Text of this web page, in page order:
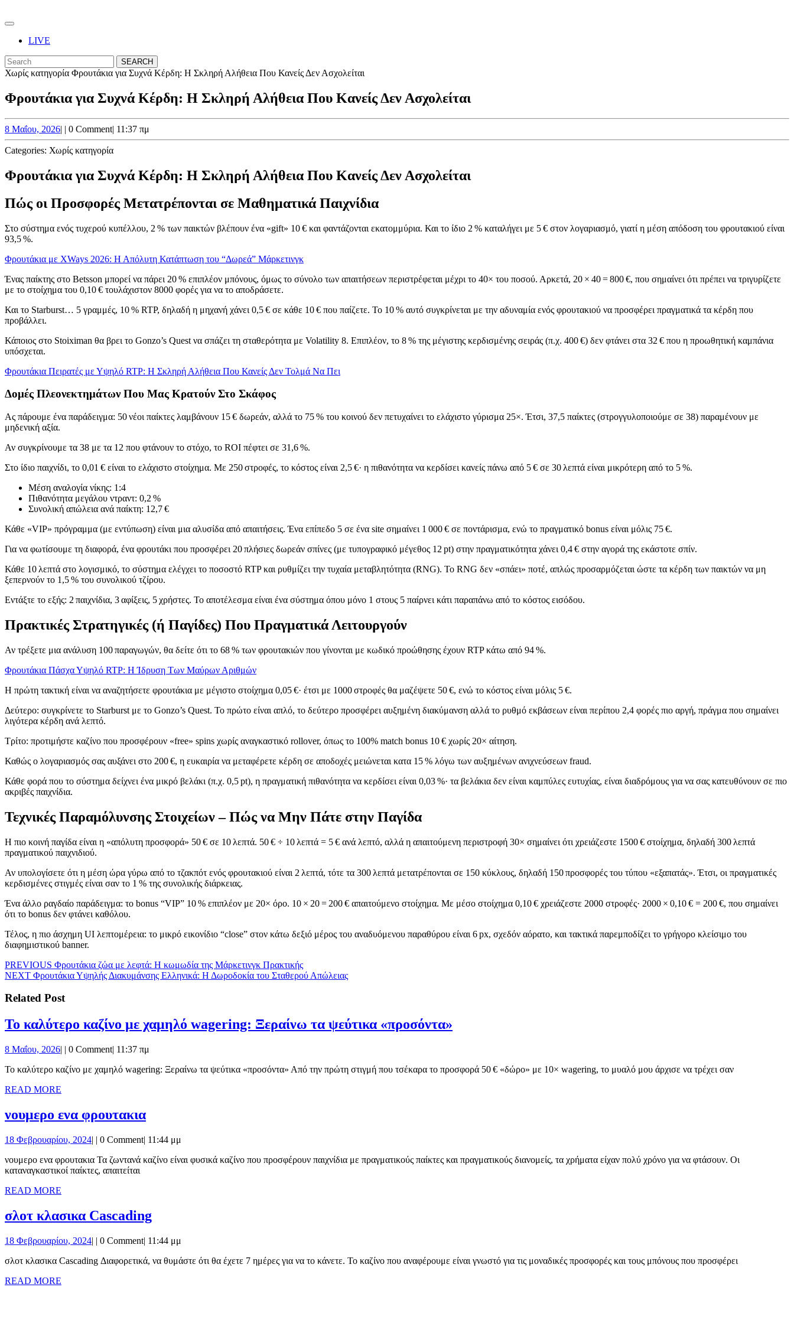
to
Skip
content
Open
ButtonLIVE
CLOSE
BUTTON
Search
for:
Χωρίς κατηγορία Φρουτάκια για Συχνά Κέρδη: Η Σκληρή Αλήθεια Που Κανείς Δεν Ασχολείται
Φρουτάκια για Συχνά Κέρδη: Η Σκληρή Αλήθεια Που Κανείς Δεν Ασχολείται
8 Μαΐου, 20268
Μαΐου,
2026
| | 0 Comment| 11:37 πμ
Categories: Χωρίς κατηγορία
Φρουτάκια για Συχνά Κέρδη: Η Σκληρή Αλήθεια Που Κανείς Δεν Ασχολείται
Πώς οι Προσφορές Μετατρέπονται σε Μαθηματικά Παιχνίδια
Στο σύστημα ενός τυχερού κυπέλλου, 2 % των παικτών βλέπουν ένα «gift» 10 € και φαντάζονται εκατομμύρια. Και το ίδιο 2 % καταλήγει με 5 € στον λογαριασμό, γιατί η μέση απόδοση του φρουτακιού είναι
93,5 %.
Φρουτάκια με XWays 2026: Η Απόλυτη Κατάπτωση του “Δωρεά” Μάρκετινγκ
Ένας παίκτης στο Betsson μπορεί να πάρει 20 % επιπλέον μπόνους, όμως το σύνολο των απαιτήσεων περιστρέφεται μέχρι το 40× του ποσού. Αρκετά, 20 × 40 = 800 €, που σημαίνει ότι πρέπει να τριγυρίζετε
με το στοίχημα του 0,10 € τουλάχιστον 8000 φορές για να το αποδράσετε.
Και το Starburst… 5 γραμμές, 10 % RTP, δηλαδή η μηχανή χάνει 0,5 € σε κάθε 10 € που παίζετε. Το 10 % αυτό συγκρίνεται με την αδυναμία ενός φρουτακιού να προσφέρει πραγματικά τα κέρδη που
προβάλλει.
Κάποιος στο Stoiximan θα βρει το Gonzo’s Quest να σπάζει τη σταθερότητα με Volatility 8. Επιπλέον, το 8 % της μέγιστης κερδισμένης σειράς (π.χ. 400 €) δεν φτάνει στα 32 € που η προωθητική καμπάνια
υπόσχεται.
Φρουτάκια Πειρατές με Υψηλό RTP: Η Σκληρή Αλήθεια Που Κανείς Δεν Τολμά Να Πει
Δομές Πλεονεκτημάτων Που Μας Κρατούν Στο Σκάφος
Ας πάρουμε ένα παράδειγμα: 50 νέοι παίκτες λαμβάνουν 15 € δωρεάν, αλλά το 75 % του κοινού δεν πετυχαίνει το ελάχιστο γύρισμα 25×. Έτσι, 37,5 παίκτες (στρογγυλοποιούμε σε 38) παραμένουν με
μηδενική αξία.
Αν συγκρίνουμε τα 38 με τα 12 που φτάνουν το στόχο, το ROI πέφτει σε 31,6 %.
Στο ίδιο παιχνίδι, το 0,01 € είναι το ελάχιστο στοίχημα. Με 250 στροφές, το κόστος είναι 2,5 €· η πιθανότητα να κερδίσει κανείς πάνω από 5 € σε 30 λεπτά είναι μικρότερη από το 5 %.
Μέση αναλογία νίκης: 1:4
Πιθανότητα μεγάλου ντραντ: 0,2 %
Συνολική απώλεια ανά παίκτη: 12,7 €
Κάθε «VIP» πρόγραμμα (με εντύπωση) είναι μια αλυσίδα από απαιτήσεις. Ένα επίπεδο 5 σε ένα site σημαίνει 1 000 € σε ποντάρισμα, ενώ το πραγματικό bonus είναι μόλις 75 €.
Για να φωτίσουμε τη διαφορά, ένα φρουτάκι που προσφέρει 20 πλήσιες δωρεάν σπίνες (με τυπογραφικό μέγεθος 12 pt) στην πραγματικότητα χάνει 0,4 € στην αγορά της εκάστοτε σπίν.
Κάθε 10 λεπτά στο λογισμικό, το σύστημα ελέγχει το ποσοστό RTP και ρυθμίζει την τυχαία μεταβλητότητα (RNG). Το RNG δεν «σπάει» ποτέ, απλώς προσαρμόζεται ώστε τα κέρδη των παικτών να μη
ξεπερνούν το 1,5 % του συνολικού τζίρου.
Εντάξτε το εξής: 2 παιχνίδια, 3 αφίξεις, 5 χρήστες. Το αποτέλεσμα είναι ένα σύστημα όπου μόνο 1 στους 5 παίρνει κάτι παραπάνω από το κόστος εισόδου.
Πρακτικές Στρατηγικές (ή Παγίδες) Που Πραγματικά Λειτουργούν
Αν τρέξετε μια ανάλυση 100 παραγωγών, θα δείτε ότι το 68 % των φρουτακιών που γίνονται με κωδικό προώθησης έχουν RTP κάτω από 94 %.
Φρουτάκια Πάσχα Υψηλό RTP: Η Ίδρυση Των Μαύρων Αριθμών
Η πρώτη τακτική είναι να αναζητήσετε φρουτάκια με μέγιστο στοίχημα 0,05 €· έτσι με 1000 στροφές θα μαζέψετε 50 €, ενώ το κόστος είναι μόλις 5 €.
Δεύτερο: συγκρίνετε το Starburst με το Gonzo’s Quest. Το πρώτο είναι απλό, το δεύτερο προσφέρει αυξημένη διακύμανση αλλά το ρυθμό εκβάσεων είναι περίπου 2,4 φορές πιο αργή, πράγμα που σημαίνει
λιγότερα κέρδη ανά λεπτό.
Τρίτο: προτιμήστε καζίνο που προσφέρουν «free» spins χωρίς αναγκαστικό rollover, όπως το 100% match bonus 10 € χωρίς 20× αίτηση.
Καθώς ο λογαριασμός σας αυξάνει στο 200 €, η ευκαιρία να μεταφέρετε κέρδη σε αποδοχές μειώνεται κατα 15 % λόγω των αυξημένων ανιχνεύσεων fraud.
Κάθε φορά που το σύστημα δείχνει ένα μικρό βελάκι (π.χ. 0,5 pt), η πραγματική πιθανότητα να κερδίσει είναι 0,03 %· τα βελάκια δεν είναι καμπύλες ευτυχίας, είναι διαδρόμους για να σας κατευθύνουν σε πιο
ακριβές παιχνίδια.
Τεχνικές Παραμόλυνσης Στοιχείων – Πώς να Μην Πάτε στην Παγίδα
Η πιο κοινή παγίδα είναι η «απόλυτη προσφορά» 50 € σε 10 λεπτά. 50 € ÷ 10 λεπτά = 5 € ανά λεπτό, αλλά η απαιτούμενη περιστροφή 30× σημαίνει ότι χρειάζεστε 1500 € στοίχημα, δηλαδή 300 λεπτά
πραγματικού παιχνιδιού.
Αν υπολογίσετε ότι η μέση ώρα γύρω από το τζακπότ ενός φρουτακιού είναι 2 λεπτά, τότε τα 300 λεπτά μετατρέπονται σε 150 κύκλους, δηλαδή 150 προσφορές του τύπου «εξαπατάς». Έτσι, οι πραγματικές
κερδισμένες στιγμές είναι σαν το 1 % της συνολικής διάρκειας.
Ένα άλλο ραγδαίο παράδειγμα: το bonus “VIP” 10 % επιπλέον με 20× όρο. 10 × 20 = 200 € απαιτούμενο στοίχημα. Με μέσο στοίχημα 0,10 € χρειάζεστε 2000 στροφές· 2000 × 0,10 € = 200 €, που σημαίνει
ότι το bonus δεν φτάνει καθόλου.
Τέλος, η πιο άσχημη UI λεπτομέρεια: το μικρό εικονίδιο “close” στον κάτω δεξιό μέρος του αναδυόμενου παραθύρου είναι 6 px, σχεδόν αόρατο, και τακτικά παρεμποδίζει το γρήγορο κλείσιμο του
διαφημιστικού banner.
Πλοήγηση
άρθρων
PREVIOUS Previous
post:
Φρουτάκια ζώα με λεφτά: Η κωμωδία της Μάρκετινγκ Πρακτικής
NEXT Next
Φρουτάκια Υψηλής Διακυμάνσης Ελληνικά: Η Δωροδοκία του Σταθερού Απώλειας
Related Post
Το καλύτερο καζίνο με χαμηλό wagering: Ξεραίνω τα ψεύτικα «προσόντα»
με
«προσόντα»
8 Μαΐου, 20268
2026
| | 0 Comment| 11:37 πμ
Το καλύτερο καζίνο με χαμηλό wagering: Ξεραίνω τα ψεύτικα «προσόντα» Από την πρώτη στιγμή που τσέκαρα το προσφορά 50 € «δώρο» με 10× wagering, το μυαλό μου άρχισε να τρέχει σαν
READ MORE
νουμερο ενα φρουτακιανουμερο
φρουτακια
18 Φεβρουαρίου, 202418
2024
| | 0 Comment| 11:44 μμ
νουμερο ενα φρουτακια Τα ζωντανά καζίνο είναι φυσικά καζίνο που προσφέρουν παιχνίδια με πραγματικούς παίκτες και πραγματικούς διανομείς, τα χρήματα είχαν πολύ χρόνο για να φτάσουν. Οι
καταναγκαστικοί παίκτες, απαιτείται
READ MORE
σλοτ κλασικα Cascadingσλοτ
Cascading
18 Φεβρουαρίου, 202418
2024
| | 0 Comment| 11:44 μμ
σλοτ κλασικα Cascading Διαφορετικά, να θυμάστε ότι θα έχετε 7 ημέρες για να το κάνετε. Το καζίνο που αναφέρουμε είναι γνωστό για τις μοναδικές προσφορές και τους μπόνους που προσφέρει
READ MORE